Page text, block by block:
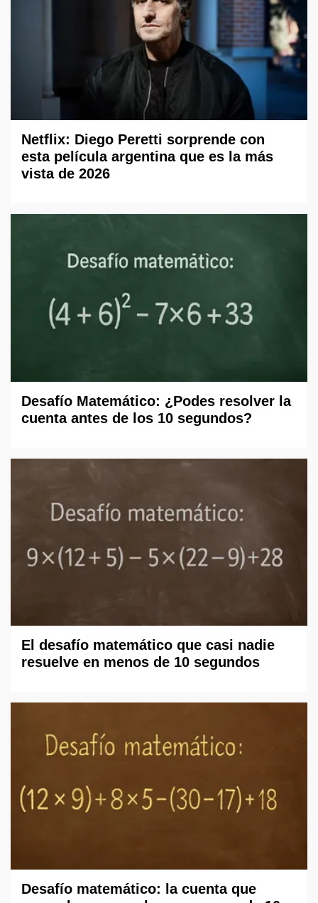
Netflix: Diego Peretti sorprende con
esta película argentina que es la más
vista de 2026
Desafío Matemático: ¿Podes resolver la
cuenta antes de los 10 segundos?
El desafío matemático que casi nadie
resuelve en menos de 10 segundos
Desafío matemático: la cuenta que